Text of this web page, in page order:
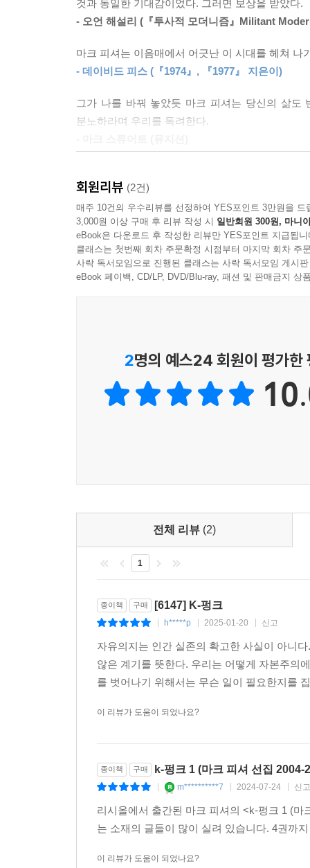
비공식성과 즉각성, 대중적인 동시에 실험적인
지지한 동료들에게 보인 격려와 관대함, 언제나
언설이 횡행하던 이 10년이 끝난 뒤 서양 사회가
‘자본주의 리얼리즘’ 개념으로 발전시킨 이 현
대침체라 불릴 만큼 위협적이었던 금융 위기가
“반동의 회색 장막에 구멍을” 내자는 요청으로
반경을 넓혀 갔다. 2017년 초에 피셔가 비극적
잡지와 저널에 기고한 평론, 각종 매체와의 대담,
펴냈다. 이 책은 피셔의 작업을 주제별로 일곱 부
1권으로 선보인다. 2024년에는 3부(음악)와 4
자신을 사로잡았던 작품들에 대한 애정에서 출발해
개념-슬로건을 다듬어 나간 것도 책, 영화, 텔레비
초기에 k-펑크의 목표는 비교적 단순했다. 어린
“20세기의 자원들을 조립해 그 세기에 접근하는
대중 소설의 리프가 서로를 강화하게 함으로써
버로스, 밸러드와 삼각 편대를 이루는 크로넨
“주체성이 일종의 시뮬레이션이라는 발상”(232)
이며, 자본주의 리얼리즘이 자연화하는 질서
주제적 리듬에 접속하기 시작”(26)했다. 프로이
사회적, 문화적 분위기에서 추가적인 영감을 얻
으스스스한 것』의 뼈대를 서서히 세워 나갔다.
잃어버린 가능성들을 발견하기
것과 동일한 기대감이었다. 그러면 보상을 받았다.
- 오언 해설리 (『투사적 모더니즘』Militant
마크 피셔는 이음매에서 어긋난 이 시대를 헤쳐 나
- 데이비드 피스 (『1974』, 『1977』 지은이)
그가 나를 바꿔 놓았듯 마크 피셔는 당신의 삶도
분노하라며 우리를 독려한다.
세계를 발명할 수 있으리라는 사실을 계속 증명하
- Holly Herndon (뮤지션)
회원리뷰 (2건)
매주 10건의 우수리뷰를 선정하여 YES포인트 3만원을 드
3,000원 이상 구매 후 리뷰 작성 시 일반회원 300원, 마니
eBook은 다운로드 후 작성한 리뷰만 YES포인트 지급됩니
클래스는 첫번째 회차 주문확정 시점부터 마지막 회차 주
사락 독서모임으로 진행된 클래스는 사락 독서모임 게시
eBook 페이백, CD/LP, DVD/Blu-ray, 패션 및 판매금지 상
2명의 예스24 회원이 평가한
전체 리뷰 (2)
1
종이책 구매 [6147] K-펑크
h*****p 2025-01-20 신고
자유의지는 인간 실존의 확고한 사실이 아니
않은 계기를 뜻한다. 우리는 어떻게 자본주의
를 벗어나기 위해서는 무슨 일이 필요한지를
이 리뷰가 도움이 되었나요?
종이책 구매 k-펑크 1 (마크 피셔 선집 2004-
m**********7 2024-07-24 신고
리시올에서 출간된 마크 피셔의 <k-펑크 1 (
는 소재의 글들이 많이 실려 있습니다. 4권까
이 리뷰가 도움이 되었나요?